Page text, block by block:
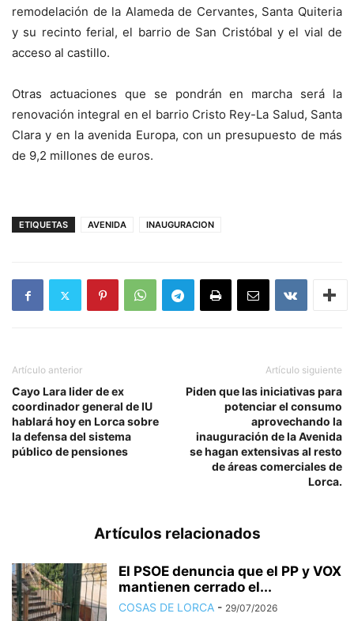
remodelación de la Alameda de Cervantes, Santa Quiteria
y su recinto ferial, el barrio de San Cristóbal y el vial de
acceso al castillo.
Otras actuaciones que se pondrán en marcha será la
renovación integral en el barrio Cristo Rey-La Salud, Santa
Clara y en la avenida Europa, con un presupuesto de más
de 9,2 millones de euros.
ETIQUETAS AVENIDA INAUGURACION
Artículo anterior
Cayo Lara lider de ex
coordinador general de IU
hablará hoy en Lorca sobre
la defensa del sistema
público de pensiones
Artículo siguiente
Piden que las iniciativas para
potenciar el consumo
aprovechando la
inauguración de la Avenida
se hagan extensivas al resto
de áreas comerciales de
Lorca.
Artículos relacionados
El PSOE denuncia que el PP y VOX
mantienen cerrado el...
COSAS DE LORCA - 29/07/2026